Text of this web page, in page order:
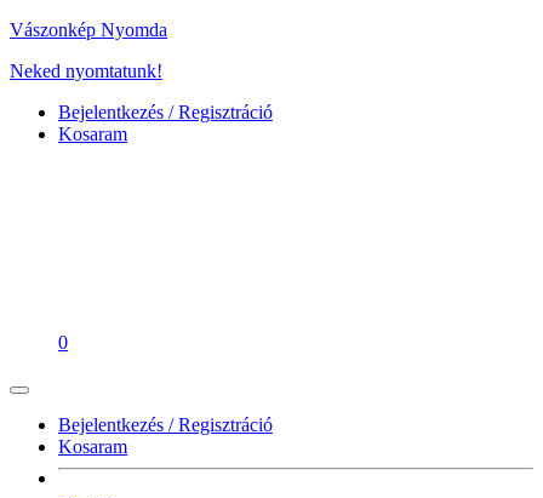
Vászonkép Nyomda
Neked nyomtatunk!
Bejelentkezés / Regisztráció
Kosaram
0
Bejelentkezés / Regisztráció
Kosaram